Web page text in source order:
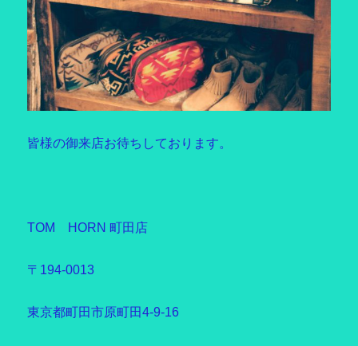
皆様の御来店お待ちしております。
TOM HORN 町田店
〒194-0013
東京都町田市原町田4-9-16